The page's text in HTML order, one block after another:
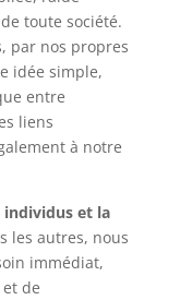
toute société.
par nos propres
idée simple,
entre
liens
à notre
individus et la
les autres, nous
immédiat,
de